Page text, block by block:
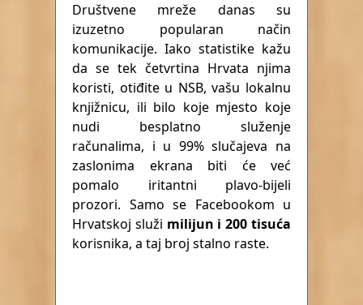
Društvene mreže danas su
izuzetno popularan način
komunikacije. Iako statistike kažu
da se tek četvrtina Hrvata njima
koristi, otiđite u NSB, vašu lokalnu
knjižnicu, ili bilo koje mjesto koje
nudi besplatno služenje
računalima, i u 99% slučajeva na
zaslonima ekrana biti će već
pomalo iritantni plavo-bijeli
prozori. Samo se Facebookom u
Hrvatskoj služi milijun i 200 tisuća
korisnika, a taj broj stalno raste.